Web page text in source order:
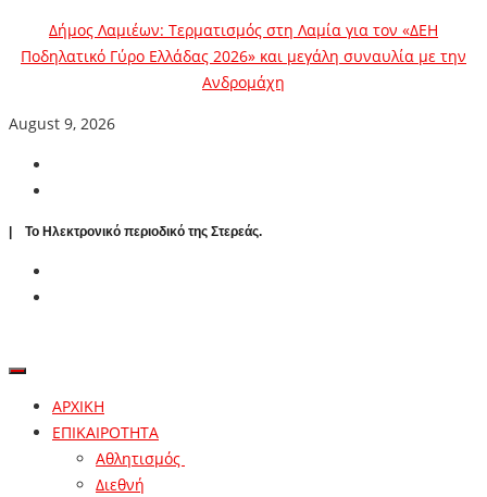
Δήμος Λαμιέων: Τερματισμός στη Λαμία για τον «ΔΕΗ
Ποδηλατικό Γύρο Ελλάδας 2026» και μεγάλη συναυλία με την
Ανδρομάχη
August 9, 2026
| To Ηλεκτρονικό περιοδικό της Στερεάς.
ΑΡΧΙΚΗ
ΕΠΙΚΑΙΡΟΤΗΤΑ
Αθλητισμός
Διεθνή